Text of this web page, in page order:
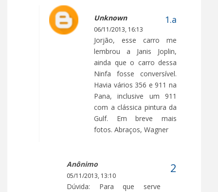
Unknown
06/11/2013, 16:13
Jorjão, esse carro me
lembrou a Janis Joplin,
ainda que o carro dessa
Ninfa fosse conversível.
Havia vários 356 e 911 na
Pana, inclusive um 911
com a clássica pintura da
Gulf. Em breve mais
fotos. Abraços, Wagner
Anônimo
05/11/2013, 13:10
Dúvida: Para que serve